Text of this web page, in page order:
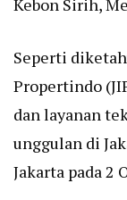
Kebon Sirih,
Seperti
Propertindo
dan layanan
unggulan di
Jakarta pada 2